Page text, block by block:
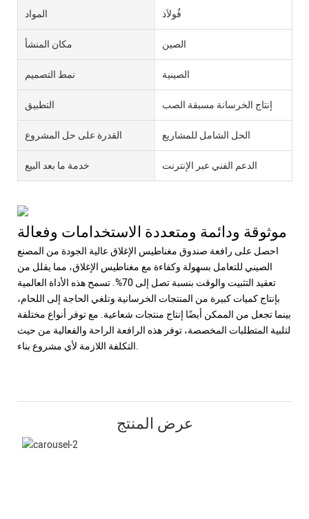
المواد فُولاَذ
مكان المنشأ الصين
نمط التصميم الصينية
التطبيق إنتاج الخرسانة مسبقة الصب
القدرة على حل المشروع الحل الشامل للمشاريع
خدمة ما بعد البيع الدعم الفني عبر الإنترنت
احصل على رافعة صندوق مغناطيس الإغلاق عالية الجودة من المصنع
الصيني للتعامل بسهولة وكفاءة مع مغناطيس الإغلاق، مما يقلل من
تعقيد التثبيت والوقت بنسبة تصل إلى 70%. تسمح هذه الأداة العالمية
بإنتاج كميات كبيرة من المنتجات الخرسانية وتلغي الحاجة إلى اللحام،
بينما تجعل من الممكن أيضًا إنتاج منتجات شعاعية. مع توفر أنواع مختلفة
لتلبية المتطلبات المخصصة، توفر هذه الرافعة الراحة والفعالية من حيث
التكلفة اللازمة لأي مشروع بناء.
عرض المنتج